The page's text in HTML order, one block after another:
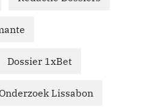
Dossier 1xBet
Lissabon